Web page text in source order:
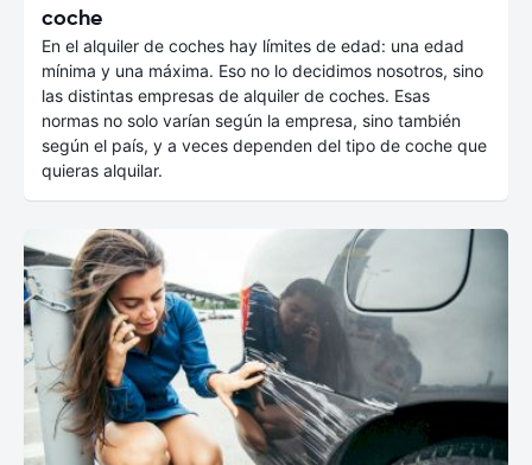
coche
En el alquiler de coches hay límites de edad: una edad
mínima y una máxima. Eso no lo decidimos nosotros, sino
las distintas empresas de alquiler de coches. Esas
normas no solo varían según la empresa, sino también
según el país, y a veces dependen del tipo de coche que
quieras alquilar.